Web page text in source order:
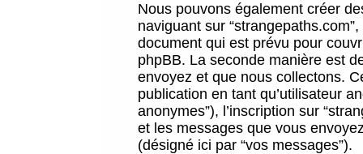
Nous pouvons également créer
naviguant sur
document qui est prévu pour
phpBB. La seconde manière est
envoyez et que nous collectons.
publication en tant qu’utilisateur
anonymes”), l’inscription sur
et les messages que vous
(désigné ici par “vos messages”).